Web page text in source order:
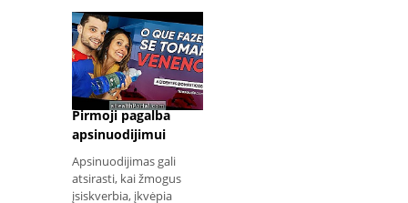
o jei jis vis dar yra
mažas, procesas
turėtų būti pakartotas.
Jei cukraus kiekis
nepagerėja,
Pirmoji pagalba
apsinuodijimui
Apsinuodijimas gali
atsirasti, kai žmogus
įsiskverbia, įkvėpia